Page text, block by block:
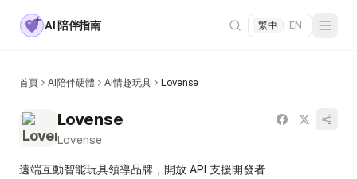
AI 陪伴指南 繁中 | EN
首頁 AI陪伴硬體 AI情趣玩具 Lovense
Lovense
Lovense
遠端互動智能玩具領導品牌，開放 API 支援開發者